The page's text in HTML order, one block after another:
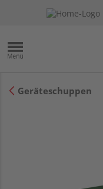
Geräteschuppen